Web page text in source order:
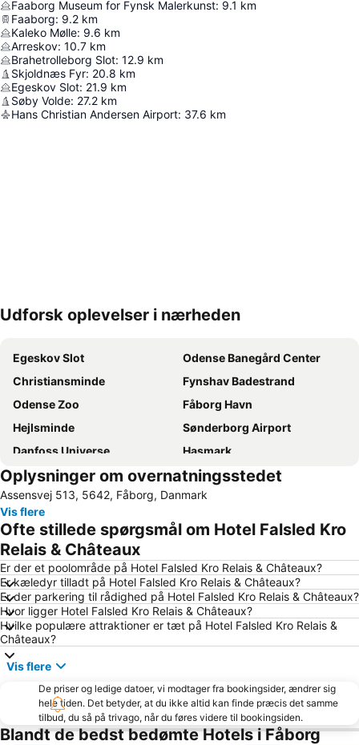
Faaborg Museum for Fynsk Malerkunst: 9.1 km
Faaborg: 9.2 km
Kaleko Mølle: 9.6 km
Arreskov: 10.7 km
Brahetrolleborg Slot: 12.9 km
Skjoldnæs Fyr: 20.8 km
Egeskov Slot: 21.9 km
Søby Volde: 27.2 km
Hans Christian Andersen Airport: 37.6 km
Udvid kort
Udforsk oplevelser i nærheden
Egeskov Slot
Odense Banegård Center
Christiansminde
Fynshav Badestrand
Odense Zoo
Fåborg Havn
Hejlsminde
Sønderborg Airport
Danfoss Universe
Hasmark
Søby
Lundeborg Strand
Odense Domkirke
H C Andersen Julemarkedet
Hans Christian Andersen Hus
Holckenhavn Slot
Hans Christian Andersen Airport
HC Andersen Haven - Eventyrhaven
Brandts
Genner
Tarup Center
Soenderborg Badestrand
Ristinge
Aabenraa Museum - Sønderjyllands Søfartsmuseum
Kelstrup
Nordstranden
Grønninghoved Nord
Strand von Habernis
Sanct Albani Kirke
Binderup
The Funen Village
Norgaardholz
Oplysninger om overnatningsstedet
Assensvej 513, 5642, Fåborg, Danmark
Vis flere
Ofte stillede spørgsmål om Hotel Falsled Kro
Relais & Châteaux
Er der et poolområde på Hotel Falsled Kro Relais & Châteaux?
Er kæledyr tilladt på Hotel Falsled Kro Relais & Châteaux?
Er der parkering til rådighed på Hotel Falsled Kro Relais & Châteaux?
Hvor ligger Hotel Falsled Kro Relais & Châteaux?
Hvilke populære attraktioner er tæt på Hotel Falsled Kro Relais &
Châteaux?
Vis flere
De priser og ledige datoer, vi modtager fra bookingsider, ændrer sig
hele tiden. Det betyder, at du ikke altid kan finde præcis det samme
tilbud, du så på trivago, når du føres videre til bookingsiden.
Blandt de bedst bedømte Hotels i Fåborg